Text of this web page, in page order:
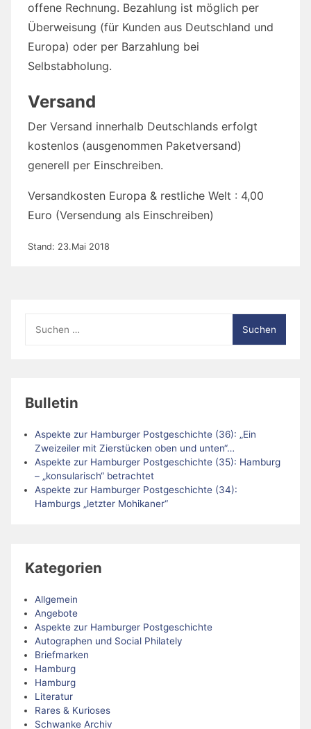
offene Rechnung. Bezahlung ist möglich per
Überweisung (für Kunden aus Deutschland und
Europa) oder per Barzahlung bei
Selbstabholung.
Versand
Der Versand innerhalb Deutschlands erfolgt
kostenlos (ausgenommen Paketversand)
generell per Einschreiben.
Versandkosten Europa & restliche Welt : 4,00
Euro (Versendung als Einschreiben)
Stand: 23.Mai 2018
nach:
Bulletin
Aspekte zur Hamburger Postgeschichte (36): „Ein
Zweizeiler mit Zierstücken oben und unten“…
Aspekte zur Hamburger Postgeschichte (35): Hamburg
– „konsularisch“ betrachtet
Aspekte zur Hamburger Postgeschichte (34):
Hamburgs „letzter Mohikaner“
Kategorien
Allgemein
Angebote
Aspekte zur Hamburger Postgeschichte
Autographen und Social Philately
Briefmarken
Hamburg
Hamburg
Literatur
Rares & Kurioses
Schwanke Archiv